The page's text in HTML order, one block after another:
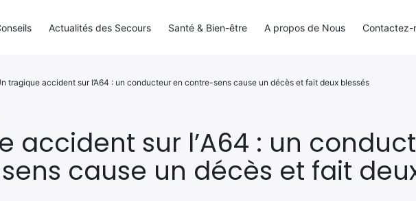
accident sur l’A64 : un
cause un décès et fait
tragique accident sur l’A64 : un conducteur en contre-sens cause un décès et fait deux blessés
Actualités des Secours Santé & Bien-être A propos de Nous Contactez-